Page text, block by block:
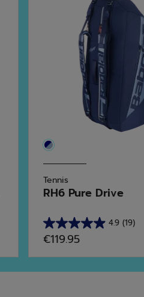
Tennis
RH6 Pure Drive
4.9 (19)
4.9
van
de
5
€119.95